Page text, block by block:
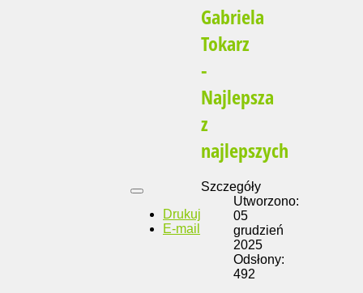
Gabriela
Tokarz
-
Najlepsza
z
najlepszych
Drukuj
E-mail
Szczegóły
Utworzono:
05
grudzień
2025
Odsłony:
492